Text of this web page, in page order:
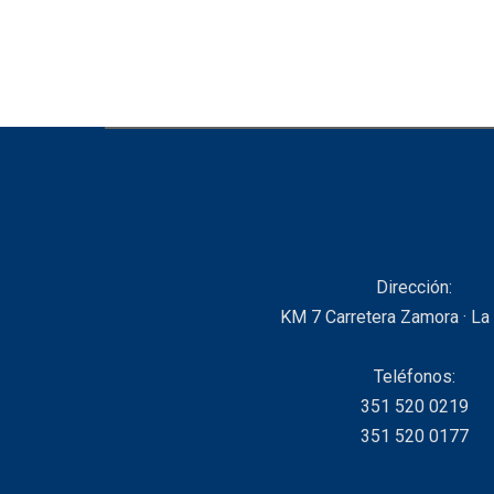
Dirección:
KM 7 Carretera Zamora ·
Teléfonos:
351 520 0219
351 520 0177